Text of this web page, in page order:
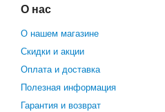
О нас
О нашем магазине
Скидки и акции
Оплата и доставка
Полезная информация
Гарантия и возврат